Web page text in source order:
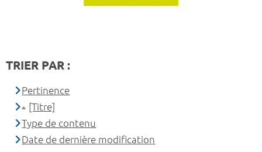
TRIER PAR :
Pertinence
[Titre]
Type de contenu
Date de dernière modification